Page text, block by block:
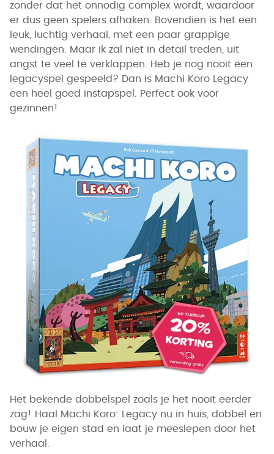
zonder dat het onnodig complex wordt, waardoor
er dus geen spelers afhaken. Bovendien is het een
leuk, luchtig verhaal, met een paar grappige
wendingen. Maar ik zal niet in detail treden, uit
angst te veel te verklappen. Heb je nog nooit een
legacyspel gespeeld? Dan is Machi Koro Legacy
een heel goed instapspel. Perfect ook voor
gezinnen!
Het bekende dobbelspel zoals je het nooit eerder
zag! Haal Machi Koro: Legacy nu in huis, dobbel en
bouw je eigen stad en laat je meeslepen door het
verhaal.